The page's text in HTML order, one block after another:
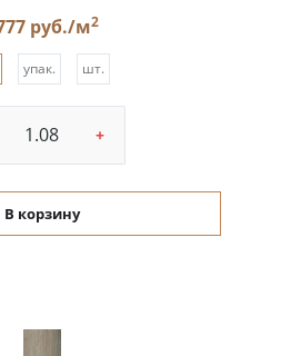
руб./м2
упак. шт.
+
В корзину